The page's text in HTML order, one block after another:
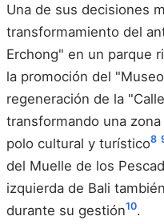
Una de sus decisiones
transformamiento del
Erchong" en un parque
la promoción del
regeneración de la
transformando una
polo cultural y turístico8
del Muelle de los
izquierda de Bali
durante su gestión10.